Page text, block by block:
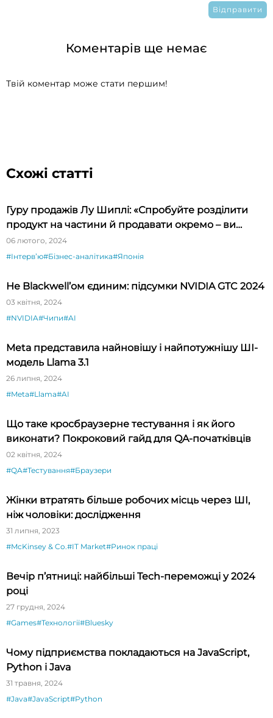
Коментарів ще немає
Твій коментар може стати першим!
Схожі статті
Гуру продажів Лу Шиплі: «Спробуйте розділити
продукт на частини й продавати окремо – ви
будете вражені»
06 лютого, 2024
#Інтервʼю#Бізнес-аналітика#Японія
Не Blackwell’ом єдиним: підсумки NVIDIA GTC 2024
03 квітня, 2024
#NVIDIA#Чипи#AI
Meta представила найновішу і найпотужнішу ШІ-
модель Llama 3.1
26 липня, 2024
#Meta#Llama#AI
Що таке кросбраузерне тестування і як його
виконати? Покроковий гайд для QA-початківців
02 квітня, 2024
#QA#Тестування#Браузери
Жінки втратять більше робочих місць через ШІ,
ніж чоловіки: дослідження
31 липня, 2023
#McKinsey & Co.#IT Market#Ринок праці
Вечір п’ятниці: найбільші Tech-переможці у 2024
році
27 грудня, 2024
#Games#Технології#Bluesky
Чому підприємства покладаються на JavaScript,
Python і Java
31 травня, 2024
#Java#JavaScript#Python